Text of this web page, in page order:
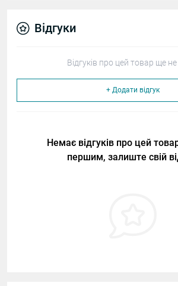
Відгуки
Відгуків про цей товар ще не
+ Додати відгук
Немає відгуків про цей
першим, залиште свій